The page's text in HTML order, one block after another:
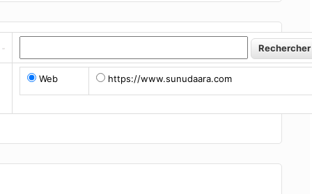
Web https://www.sunudaara.com